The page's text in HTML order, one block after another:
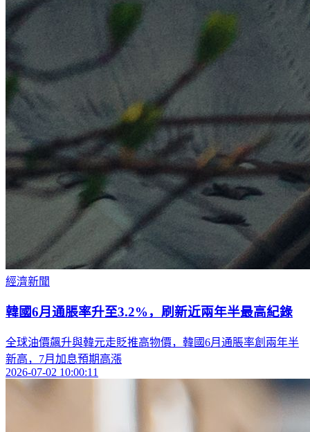
經濟新聞
韓國6月通脹率升至3.2%，刷新近兩年半最高紀錄
全球油價飆升與韓元走貶推高物價，韓國6月通脹率創兩年半
新高，7月加息預期高漲
2026-07-02 10:00:11